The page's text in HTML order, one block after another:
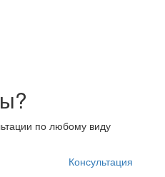
по любому виду
Консультация